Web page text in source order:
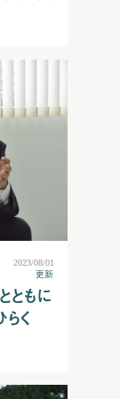
2023/08/01
更新
ともに
く